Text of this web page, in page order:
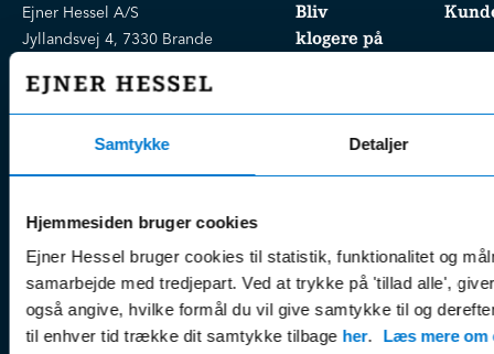
Samtykke Detaljer
Hjemmesiden bruger cookies
Ejner Hessel bruger cookies til statistik, funktionalitet og
samarbejde med tredjepart. Ved at trykke på 'tillad alle',
også angive, hvilke formål du vil give samtykke til og
til enhver tid trække dit samtykke tilbage her. Læs mere om
Ejner Hessel A/S
Jyllandsvej 4, 7330 Brande
Tlf. nr.:7211 5001
E-mail:info@hessel.dk
Åbningstider
Weekend:
Sikker betaling
Bliv
klogere på
& tricks
Kampagner
& nyheder
Leasing &